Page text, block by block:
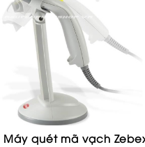
Máy quét mã vạch